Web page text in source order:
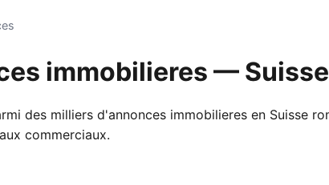
immobilieres —
des milliers d'annonces immobilieres en Suisse
commerciaux.